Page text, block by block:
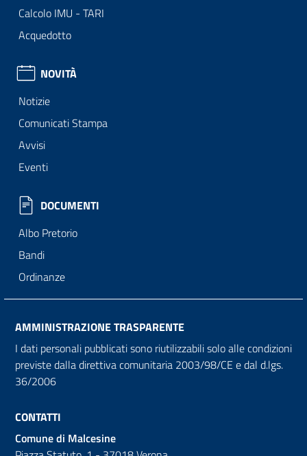
Calcolo IMU - TARI
Acquedotto
NOVITÀ
Notizie
Comunicati Stampa
Avvisi
Eventi
DOCUMENTI
Albo Pretorio
Bandi
Ordinanze
AMMINISTRAZIONE TRASPARENTE
I dati personali pubblicati sono riutilizzabili solo alle condizioni
previste dalla direttiva comunitaria 2003/98/CE e dal d.lgs.
36/2006
CONTATTI
Comune di Malcesine